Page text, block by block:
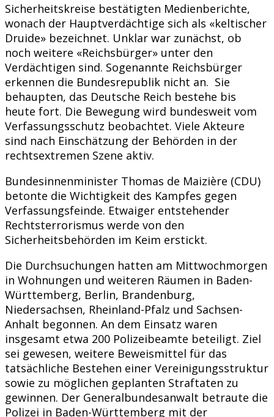
Sicherheitskreise bestätigten Medienberichte,
wonach der Hauptverdächtige sich als «keltischer
Druide» bezeichnet. Unklar war zunächst, ob
noch weitere «Reichsbürger» unter den
Verdächtigen sind. Sogenannte Reichsbürger
erkennen die Bundesrepublik nicht an. Sie
behaupten, das Deutsche Reich bestehe bis
heute fort. Die Bewegung wird bundesweit vom
Verfassungsschutz beobachtet. Viele Akteure
sind nach Einschätzung der Behörden in der
rechtsextremen Szene aktiv.
Bundesinnenminister Thomas de Maizière (CDU)
betonte die Wichtigkeit des Kampfes gegen
Verfassungsfeinde. Etwaiger entstehender
Rechtsterrorismus werde von den
Sicherheitsbehörden im Keim erstickt.
Die Durchsuchungen hatten am Mittwochmorgen
in Wohnungen und weiteren Räumen in Baden-
Württemberg, Berlin, Brandenburg,
Niedersachsen, Rheinland-Pfalz und Sachsen-
Anhalt begonnen. An dem Einsatz waren
insgesamt etwa 200 Polizeibeamte beteiligt. Ziel
sei gewesen, weitere Beweismittel für das
tatsächliche Bestehen einer Vereinigungsstruktur
sowie zu möglichen geplanten Straftaten zu
gewinnen. Der Generalbundesanwalt betraute die
Polizei in Baden-Württemberg mit der